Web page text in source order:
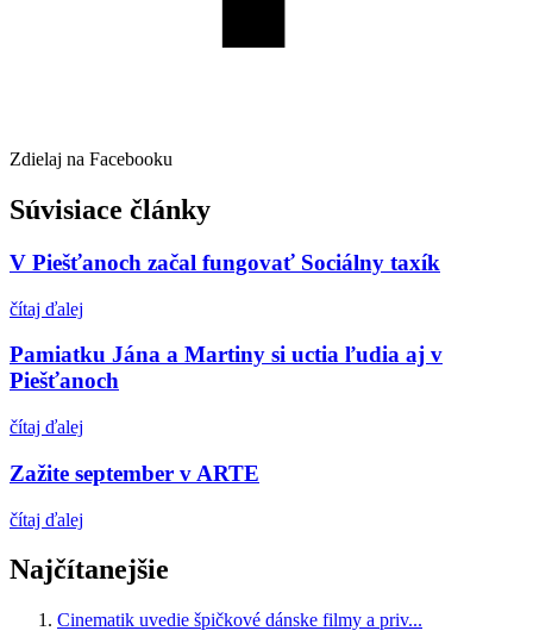
Zdielaj na Facebooku
Súvisiace články
V Piešťanoch začal fungovať Sociálny taxík
čítaj ďalej
Pamiatku Jána a Martiny si uctia ľudia aj v
Piešťanoch
čítaj ďalej
Zažite september v ARTE
čítaj ďalej
Najčítanejšie
Cinematik uvedie špičkové dánske filmy a priv...